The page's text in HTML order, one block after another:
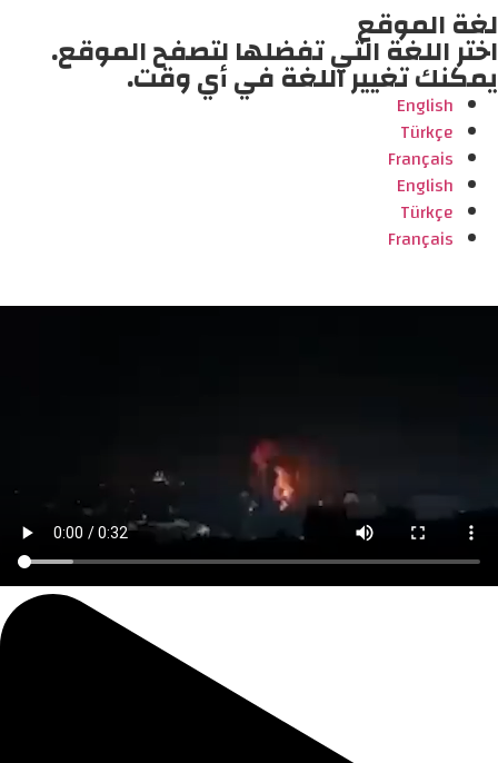
لغة الموقع
اختر اللغة التي تفضلها لتصفح الموقع.
يمكنك تغيير اللغة في أي وقت.
English
Türkçe
Français
English
Türkçe
Français